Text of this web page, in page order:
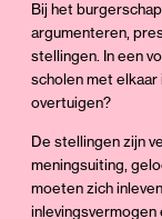
Bij het
argumenteren,
stellingen. In een
scholen met
overtuigen?
De stellingen zijn
meningsuiting,
moeten zich